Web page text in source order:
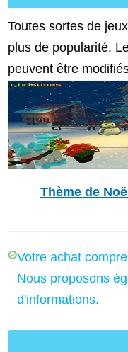
Toutes sortes de
plus de popularité.
peuvent être
Thème de Noël
Votre achat
Nous proposons
d'informations.